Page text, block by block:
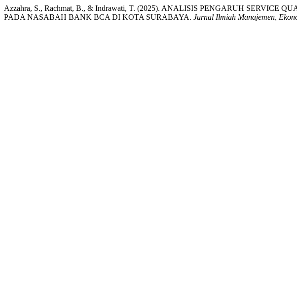
Azzahra, S., Rachmat, B., & Indrawati, T. (2025). ANALISIS PENGARUH SERVICE
PADA NASABAH BANK BCA DI KOTA SURABAYA. Jurnal Ilmiah Manajemen,